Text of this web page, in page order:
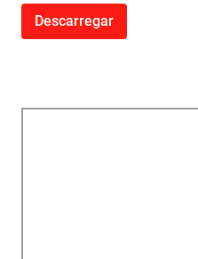
Descarregar